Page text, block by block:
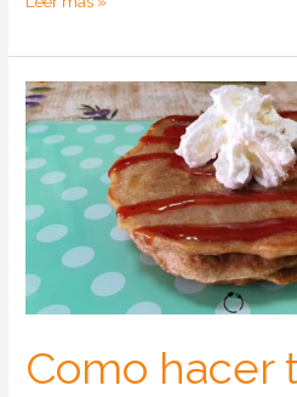
tarta
de
Donettes
en
Mambo
y
Tradicional
Como hacer